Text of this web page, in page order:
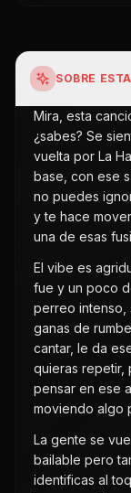
Mira, esta
¿sabes? Se
vuelta por La
base, con ese
no puedes
y te hace
una de esas
El vibe es
fue y un poco
perreo
ganas de
cantar, le da
quieras repetir,
pensar en ese
moviendo algo
La gente se
bailable pero
identificas al
tu ex y sentir
Bunny nos
también para